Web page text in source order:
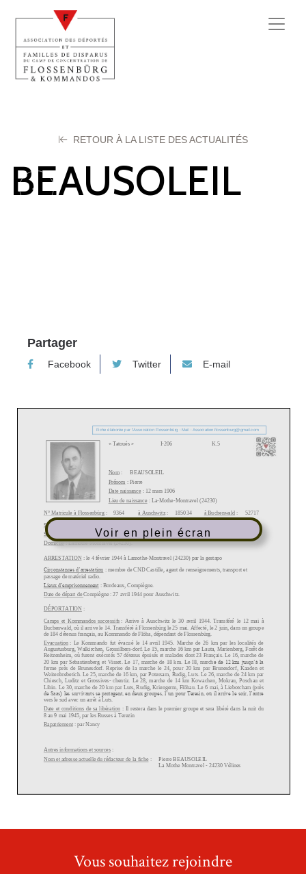
RETOUR À LA LISTE DES ACTUALITÉS
BEAUSOLEIL
Partager
Facebook Twitter E-mail
Voir en plein écran
Vous souhaitez rejoindre